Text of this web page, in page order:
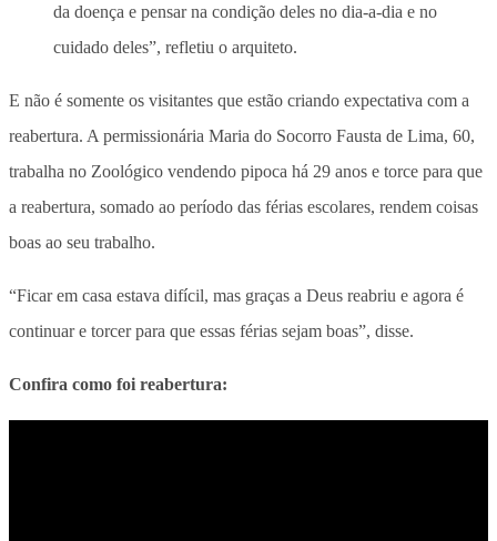
da doença e pensar na condição deles no dia-a-dia e no
cuidado deles”, refletiu o arquiteto.
E não é somente os visitantes que estão criando expectativa com a
reabertura. A permissionária Maria do Socorro Fausta de Lima, 60,
trabalha no Zoológico vendendo pipoca há 29 anos e torce para que
a reabertura, somado ao período das férias escolares, rendem coisas
boas ao seu trabalho.
“Ficar em casa estava difícil, mas graças a Deus reabriu e agora é
continuar e torcer para que essas férias sejam boas”, disse.
Confira como foi reabertura: